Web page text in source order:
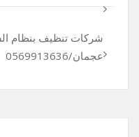
شركات تنظيف بنظام
عجمان/0569913636